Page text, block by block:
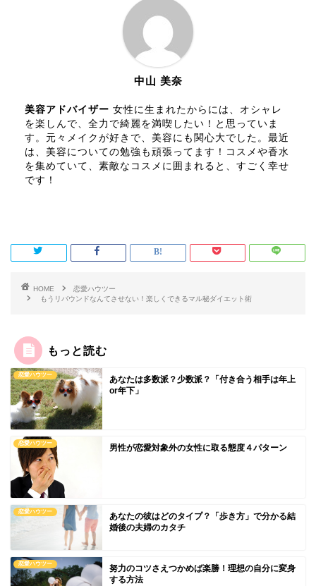
中山 美奈
美容アドバイザー 女性に生まれたからには、オシャレ
を楽しんで、全力で綺麗を満喫したい！と思っていま
す。元々メイクが好きで、美容にも関心大でした。最近
は、美容についての勉強も頑張ってます！コスメや香水
を集めていて、素敵なコスメに囲まれると、すごく幸せ
です！
HOME
恋愛ハウツー
もうリバウンドなんてさせない！楽しくできるマル秘ダイエット術
もっと読む
恋愛ハウツー
あなたは多数派？少数派？「付き合う相手は年上
or年下」
恋愛ハウツー 男性が恋愛対象外の女性に取る態度４パターン
恋愛ハウツー
あなたの彼はどのタイプ？「歩き方」で分かる結
婚後の夫婦のカタチ
恋愛ハウツー
努力のコツさえつかめば楽勝！理想の自分に変身
する方法